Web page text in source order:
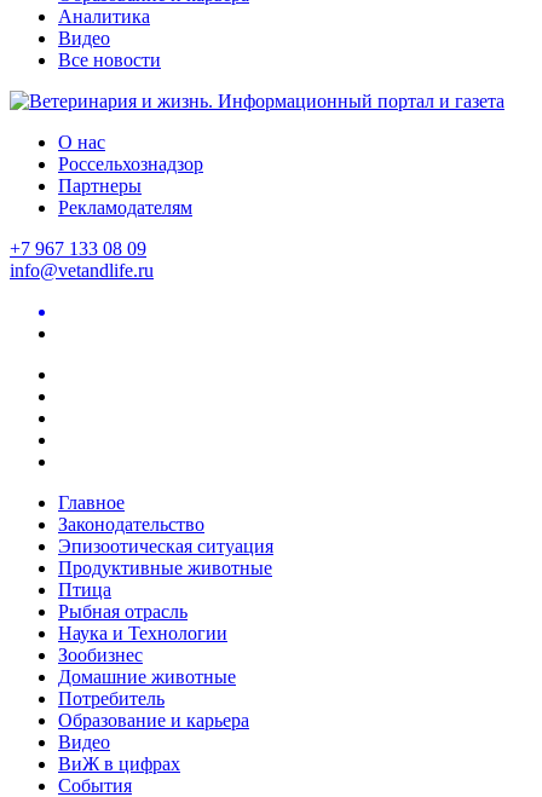
Аналитика
Видео
Все новости
О нас
Россельхознадзор
Партнеры
Рекламодателям
+7 967 133 08 09
info@vetandlife.ru
Главное
Законодательство
Эпизоотическая ситуация
Продуктивные животные
Птица
Рыбная отрасль
Наука и Технологии
Зообизнес
Домашние животные
Потребитель
Образование и карьера
Видео
ВиЖ в цифрах
События